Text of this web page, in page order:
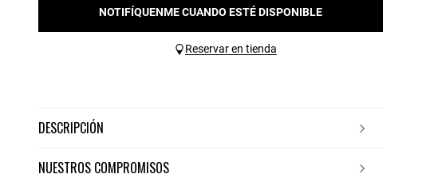
NOTIFÍQUENME CUANDO ESTÉ DISPONIBLE
Reservar en tienda
DESCRIPCIÓN
NUESTROS COMPROMISOS